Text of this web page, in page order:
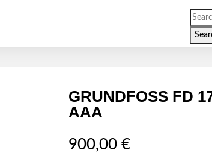
GRUNDFOSS FD
AAA
900,00 €